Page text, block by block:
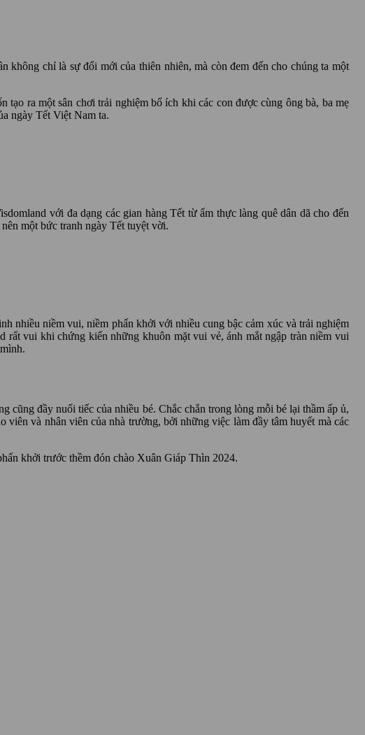
chỉ là sự đổi mới của thiên nhiên, mà còn đem đến cho chúng ta một
ra một sân chơi trải nghiệm bổ ích khi các con được cùng ông bà, ba mẹ
ngày Tết Việt Nam ta.
với đa dạng các gian hàng Tết từ ẩm thực làng quê dân dã cho đến
một bức tranh ngày Tết tuyệt vời.
nhiều niềm vui, niềm phấn khởi với nhiều cung bậc cảm xúc và trải nghiệm
vui khi chứng kiến những khuôn mặt vui vẻ, ánh mắt ngập tràn niềm vui
đầy nuối tiếc của nhiều bé. Chắc chắn trong lòng mỗi bé lại thầm ấp ủ,
và nhân viên của nhà trường, bởi những việc làm đầy tâm huyết mà các
khởi trước thềm đón chào Xuân Giáp Thìn 2024.